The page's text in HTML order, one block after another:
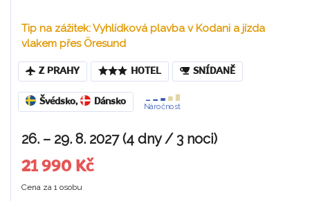
Tip na zážitek: Vyhlídková plavba v Kodani a jízda
vlakem přes Öresund
Z PRAHY HOTEL SNÍDANĚ
Švédsko, Dánsko
Náročnost
26. – 29. 8. 2027 (4 dny / 3 noci)
21 990 Kč
Cena za 1 osobu